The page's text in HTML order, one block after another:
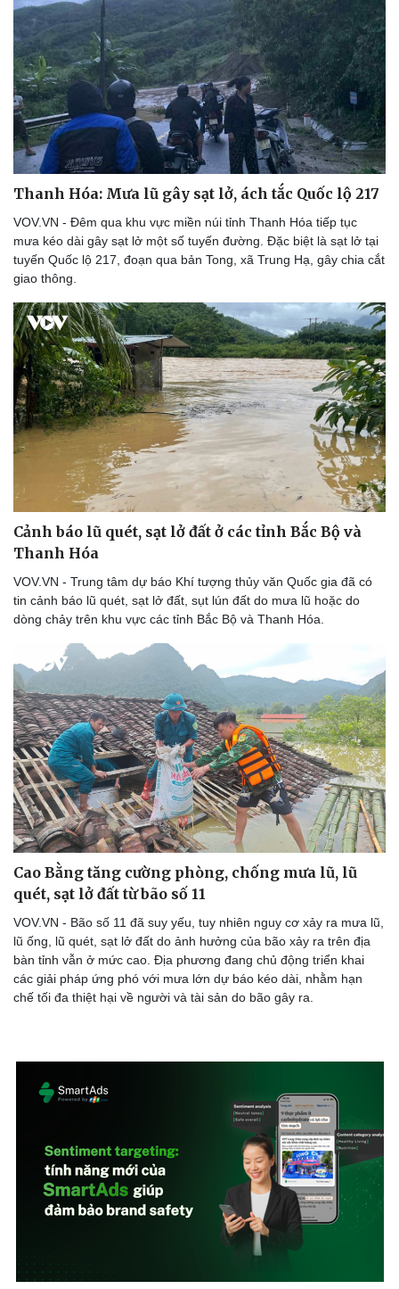
Thể thao
Bóng đá
Lịch thi đấu bóng đá
Thế giới thể thao
eSports
Hậu trường
Ô tô - Xe máy
Ô tô
Xe máy
Tư vấn
Thanh Hóa: Mưa lũ gây sạt lở, ách tắc Quốc lộ 217
VOV.VN - Đêm qua khu vực miền núi tỉnh Thanh Hóa tiếp tục
mưa kéo dài gây sạt lở một số tuyến đường. Đặc biệt là sạt lở tại
tuyến Quốc lộ 217, đoạn qua bản Tong, xã Trung Hạ, gây chia cắt
giao thông.
Cảnh báo lũ quét, sạt lở đất ở các tỉnh Bắc Bộ và
Thanh Hóa
VOV.VN - Trung tâm dự báo Khí tượng thủy văn Quốc gia đã có
tin cảnh báo lũ quét, sạt lở đất, sụt lún đất do mưa lũ hoặc do
dòng chảy trên khu vực các tỉnh Bắc Bộ và Thanh Hóa.
Cao Bằng tăng cường phòng, chống mưa lũ, lũ
quét, sạt lở đất từ bão số 11
VOV.VN - Bão số 11 đã suy yếu, tuy nhiên nguy cơ xảy ra mưa lũ,
lũ ống, lũ quét, sạt lở đất do ảnh hưởng của bão xảy ra trên địa
bàn tỉnh vẫn ở mức cao. Địa phương đang chủ động triển khai
các giải pháp ứng phó với mưa lớn dự báo kéo dài, nhằm hạn
chế tối đa thiệt hại về người và tài sản do bão gây ra.